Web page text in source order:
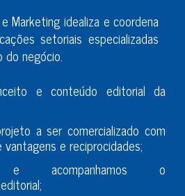
Marketing idealiza e coordena
setoriais especializadas
negócio.
e conteúdo editorial da
a ser comercializado com
e reciprocidades;
e acompanhamos o